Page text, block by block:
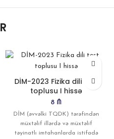
DİM-2023 Fizika dili test
toplusu I hissə
8 ₼
DİM (əvvəlki TQDK) tərəfindən
müxtəlif illərdə və müxtəlif
təyinatlı imtahanlarda istifadə